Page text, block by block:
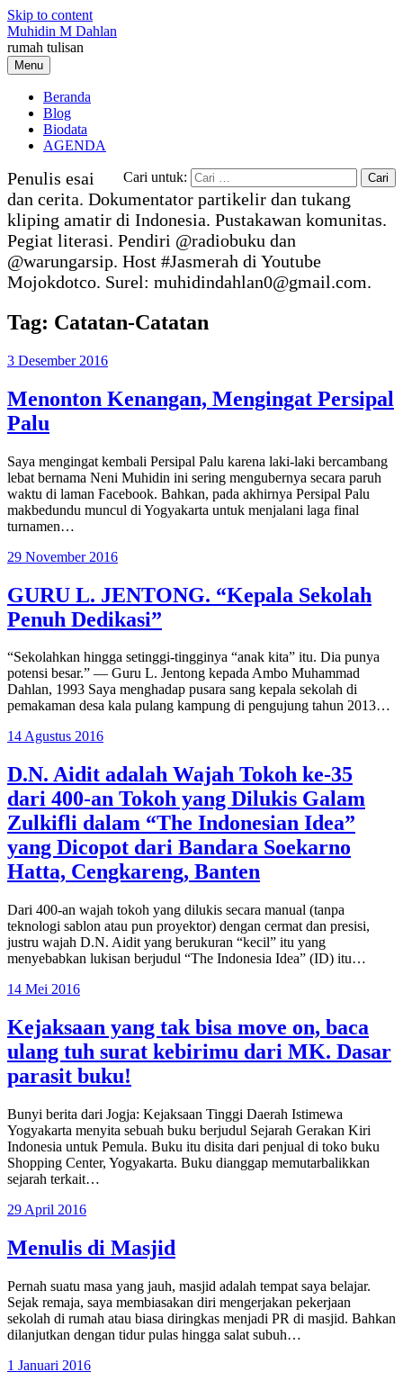
Skip to content
Muhidin M Dahlan
rumah tulisan
Menu
Beranda
Blog
Biodata
AGENDA
Cari untuk:
Penulis esai
dan cerita. Dokumentator partikelir dan tukang
kliping amatir di Indonesia. Pustakawan komunitas.
Pegiat literasi. Pendiri @radiobuku dan
@warungarsip. Host #Jasmerah di Youtube
Mojokdotco. Surel: muhidindahlan0@gmail.com.
Tag: Catatan-Catatan
3 Desember 2016
Menonton Kenangan, Mengingat Persipal
Palu
Saya mengingat kembali Persipal Palu karena laki-laki bercambang
lebat bernama Neni Muhidin ini sering mengubernya secara paruh
waktu di laman Facebook. Bahkan, pada akhirnya Persipal Palu
makbedundu muncul di Yogyakarta untuk menjalani laga final
turnamen…
29 November 2016
GURU L. JENTONG. “Kepala Sekolah
Penuh Dedikasi”
“Sekolahkan hingga setinggi-tingginya “anak kita” itu. Dia punya
potensi besar.” — Guru L. Jentong kepada Ambo Muhammad
Dahlan, 1993 Saya menghadap pusara sang kepala sekolah di
pemakaman desa kala pulang kampung di pengujung tahun 2013…
14 Agustus 2016
D.N. Aidit adalah Wajah Tokoh ke-35
dari 400-an Tokoh yang Dilukis Galam
Zulkifli dalam “The Indonesian Idea”
yang Dicopot dari Bandara Soekarno
Hatta, Cengkareng, Banten
Dari 400-an wajah tokoh yang dilukis secara manual (tanpa
teknologi sablon atau pun proyektor) dengan cermat dan presisi,
justru wajah D.N. Aidit yang berukuran “kecil” itu yang
menyebabkan lukisan berjudul “The Indonesia Idea” (ID) itu…
14 Mei 2016
Kejaksaan yang tak bisa move on, baca
ulang tuh surat kebirimu dari MK. Dasar
parasit buku!
Bunyi berita dari Jogja: Kejaksaan Tinggi Daerah Istimewa
Yogyakarta menyita sebuah buku berjudul Sejarah Gerakan Kiri
Indonesia untuk Pemula. Buku itu disita dari penjual di toko buku
Shopping Center, Yogyakarta. Buku dianggap memutarbalikkan
sejarah terkait…
29 April 2016
Menulis di Masjid
Pernah suatu masa yang jauh, masjid adalah tempat saya belajar.
Sejak remaja, saya membiasakan diri mengerjakan pekerjaan
sekolah di rumah atau biasa diringkas menjadi PR di masjid. Bahkan
dilanjutkan dengan tidur pulas hingga salat subuh…
1 Januari 2016